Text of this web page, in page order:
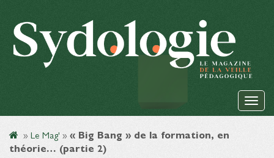
» Le Mag' » « Big Bang » de la formation, en
théorie… (partie 2)